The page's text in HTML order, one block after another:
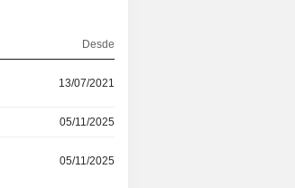
Desde
13/07/2021
05/11/2025
05/11/2025